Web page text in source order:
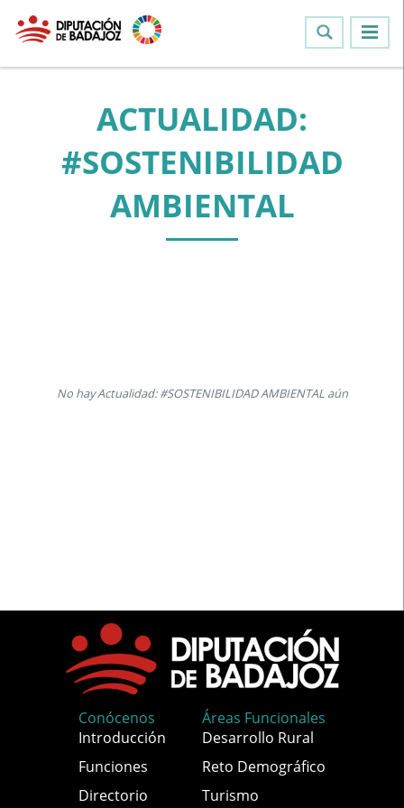
ACTUALIDAD:
#SOSTENIBILIDAD
AMBIENTAL
No hay Actualidad: #SOSTENIBILIDAD AMBIENTAL aún
Conócenos
Introducción
Funciones
Directorio
Áreas Funcionales
Desarrollo Rural
Reto Demográfico
Turismo